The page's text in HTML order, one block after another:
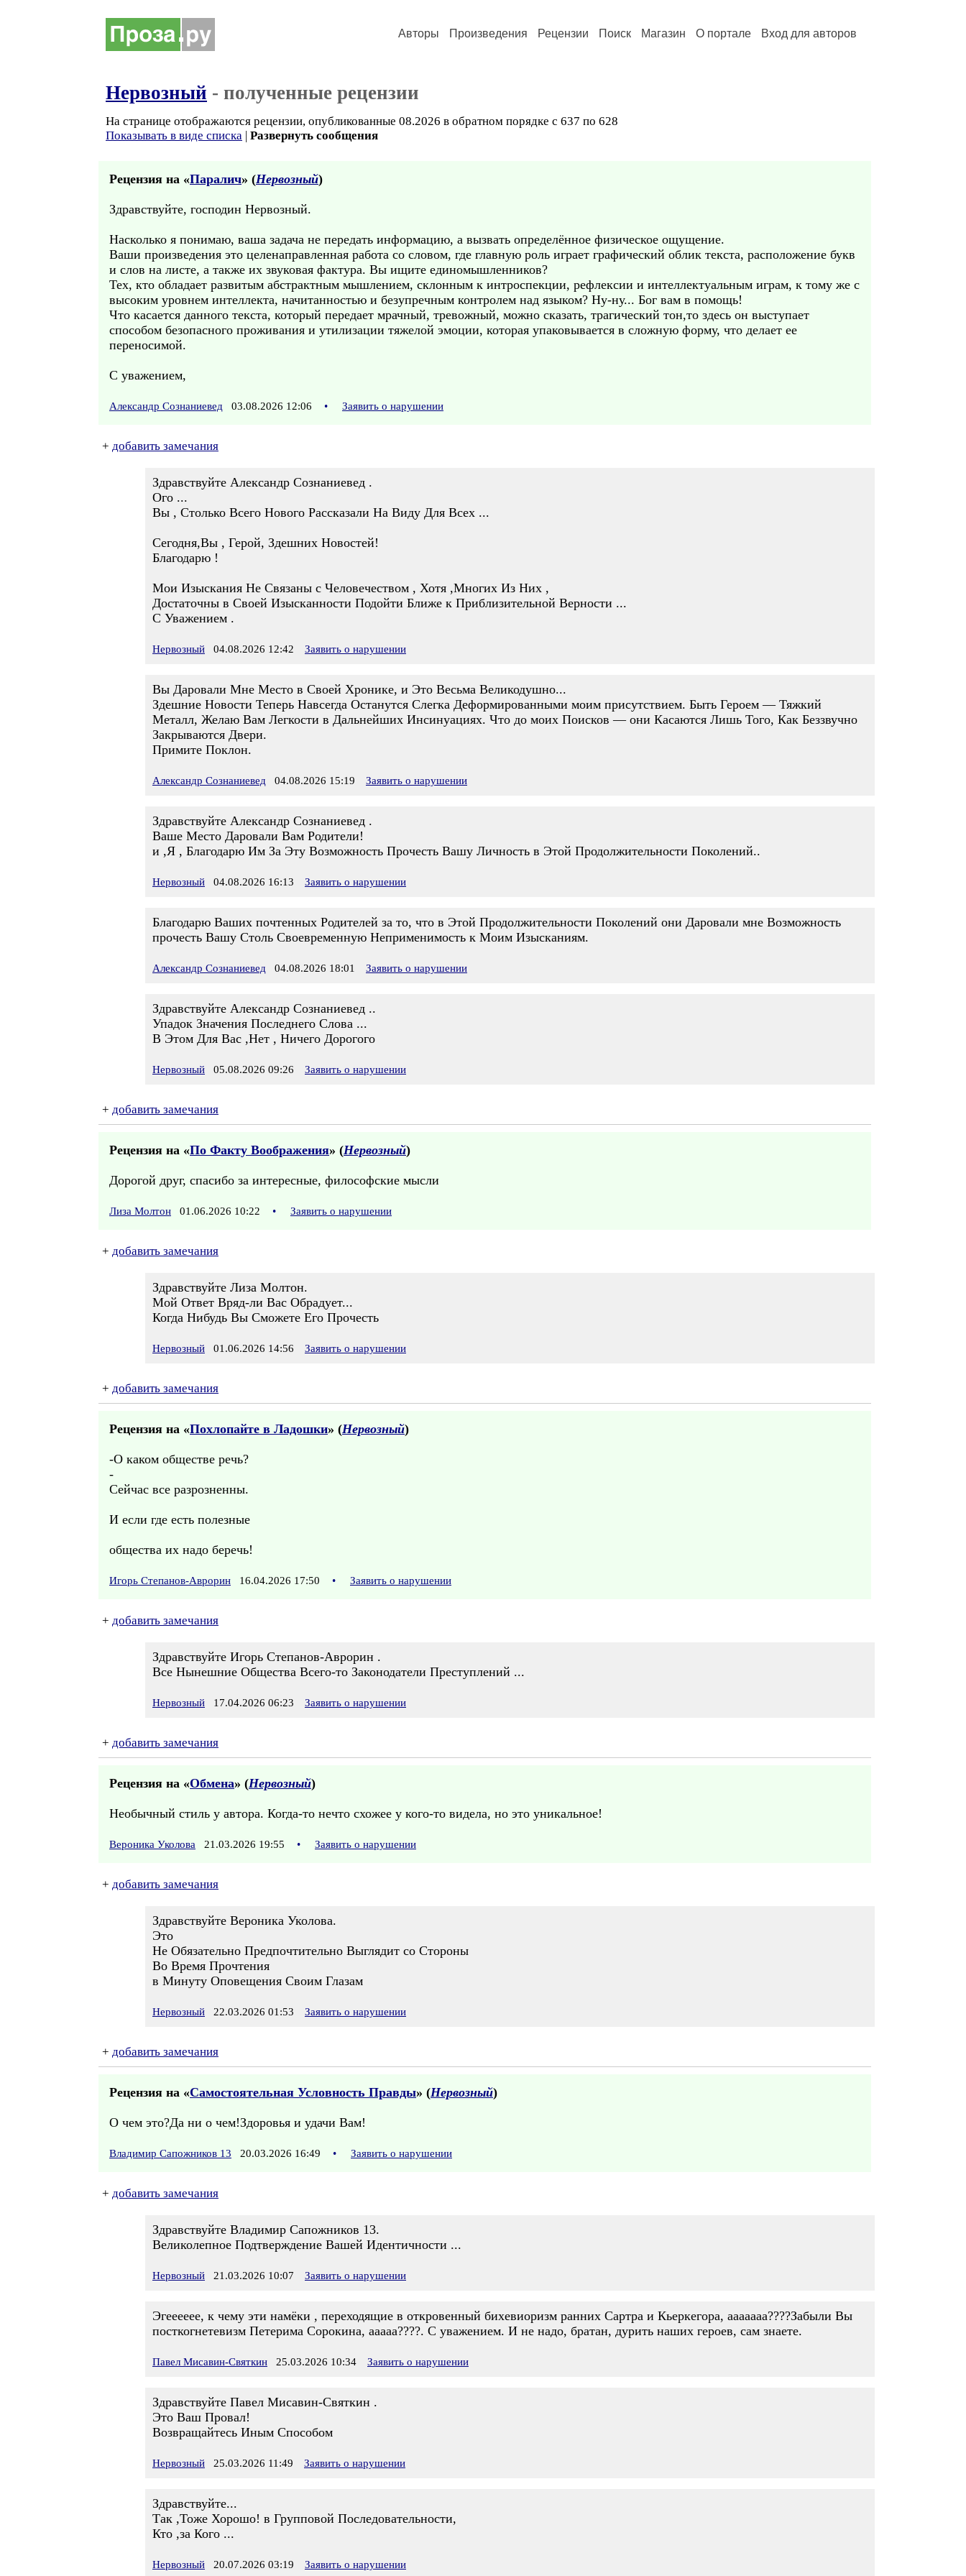
Авторы Произведения Рецензии Поиск Магазин О портале Вход для авторов
Нервозный - полученные рецензии
На странице отображаются рецензии, опубликованные 08.2026 в обратном порядке с 637 по 628
Показывать в виде списка | Развернуть сообщения
Рецензия на «Паралич» (Нервозный)
Здравствуйте, господин Нервозный.
Насколько я понимаю, ваша задача не передать информацию, а вызвать определённое физическое ощущение.
Ваши произведения это целенаправленная работа со словом, где главную роль играет графический облик текста, расположение букв
и слов на листе, а также их звуковая фактура. Вы ищите единомышленников?
Тех, кто обладает развитым абстрактным мышлением, склонным к интроспекции, рефлексии и интеллектуальным играм, к тому же с
высоким уровнем интеллекта, начитанностью и безупречным контролем над языком? Ну-ну... Бог вам в помощь!
Что касается данного текста, который передает мрачный, тревожный, можно сказать, трагический тон,то здесь он выступает
способом безопасного проживания и утилизации тяжелой эмоции, которая упаковывается в сложную форму, что делает ее
переносимой.
С уважением,
Александр Сознаниевед 03.08.2026 12:06 • Заявить о нарушении
+ добавить замечания
Здравствуйте Александр Сознаниевед .
Ого ...
Вы , Столько Всего Нового Рассказали На Виду Для Всех ...
Сегодня,Вы , Герой, Здешних Новостей!
Благодарю !
Мои Изыскания Не Связаны с Человечеством , Хотя ,Многих Из Них ,
Достаточны в Своей Изысканности Подойти Ближе к Приблизительной Верности ...
С Уважением .
Нервозный 04.08.2026 12:42 Заявить о нарушении
Вы Даровали Мне Место в Своей Хронике, и Это Весьма Великодушно...
Здешние Новости Теперь Навсегда Останутся Слегка Деформированными моим присутствием. Быть Героем — Тяжкий
Металл, Желаю Вам Легкости в Дальнейших Инсинуациях. Что до моих Поисков — они Касаются Лишь Того, Как Беззвучно
Закрываются Двери.
Примите Поклон.
Александр Сознаниевед 04.08.2026 15:19 Заявить о нарушении
Здравствуйте Александр Сознаниевед .
Ваше Место Даровали Вам Родители!
и ,Я , Благодарю Им За Эту Возможность Прочесть Вашу Личность в Этой Продолжительности Поколений..
Нервозный 04.08.2026 16:13 Заявить о нарушении
Благодарю Ваших почтенных Родителей за то, что в Этой Продолжительности Поколений они Даровали мне Возможность
прочесть Вашу Столь Своевременную Неприменимость к Моим Изысканиям.
Александр Сознаниевед 04.08.2026 18:01 Заявить о нарушении
Здравствуйте Александр Сознаниевед ..
Упадок Значения Последнего Слова ...
В Этом Для Вас ,Нет , Ничего Дорогого
Нервозный 05.08.2026 09:26 Заявить о нарушении
+ добавить замечания
Рецензия на «По Факту Воображения» (Нервозный)
Дорогой друг, спасибо за интересные, философские мысли
Лиза Молтон 01.06.2026 10:22 • Заявить о нарушении
+ добавить замечания
Здравствуйте Лиза Молтон.
Мой Ответ Вряд-ли Вас Обрадует...
Когда Нибудь Вы Сможете Его Прочесть
Нервозный 01.06.2026 14:56 Заявить о нарушении
+ добавить замечания
Рецензия на «Похлопайте в Ладошки» (Нервозный)
-О каком обществе речь?
-
Сейчас все разрозненны.
И если где есть полезные
общества их надо беречь!
Игорь Степанов-Аврорин 16.04.2026 17:50 • Заявить о нарушении
+ добавить замечания
Здравствуйте Игорь Степанов-Аврорин .
Все Нынешние Общества Всего-то Законодатели Преступлений ...
Нервозный 17.04.2026 06:23 Заявить о нарушении
+ добавить замечания
Рецензия на «Обмена» (Нервозный)
Необычный стиль у автора. Когда-то нечто схожее у кого-то видела, но это уникальное!
Вероника Уколова 21.03.2026 19:55 • Заявить о нарушении
+ добавить замечания
Здравствуйте Вероника Уколова.
Это
Не Обязательно Предпочтительно Выглядит со Стороны
Во Время Прочтения
в Минуту Оповещения Своим Глазам
Нервозный 22.03.2026 01:53 Заявить о нарушении
+ добавить замечания
Рецензия на «Самостоятельная Условность Правды» (Нервозный)
О чем это?Да ни о чем!Здоровья и удачи Вам!
Владимир Сапожников 13 20.03.2026 16:49 • Заявить о нарушении
+ добавить замечания
Здравствуйте Владимир Сапожников 13.
Великолепное Подтверждение Вашей Идентичности ...
Нервозный 21.03.2026 10:07 Заявить о нарушении
Эгееееее, к чему эти намёки , переходящие в откровенный бихевиоризм ранних Сартра и Кьеркегора, ааааааа????Забыли Вы
посткогнетевизм Петерима Сорокина, ааааа????. С уважением. И не надо, братан, дурить наших героев, сам знаете.
Павел Мисавин-Святкин 25.03.2026 10:34 Заявить о нарушении
Здравствуйте Павел Мисавин-Святкин .
Это Ваш Провал!
Возвращайтесь Иным Способом
Нервозный 25.03.2026 11:49 Заявить о нарушении
Здравствуйте...
Так ,Тоже Хорошо! в Групповой Последовательности,
Кто ,за Кого ...
Нервозный 20.07.2026 03:19 Заявить о нарушении